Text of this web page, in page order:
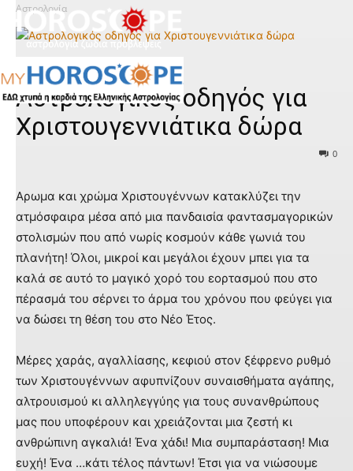
Αστρολογία
Αστρολογία Ζώδια
Αστρολογικός οδηγός για
Χριστουγεννιάτικα δώρα
0
Αρωμα και χρώμα Χριστουγέννων κατακλύζει την
ατμόσφαιρα μέσα από μια πανδαισία φαντασμαγορικών
στολισμών που από νωρίς κοσμούν κάθε γωνιά του
πλανήτη! Όλοι, μικροί και μεγάλοι έχουν μπει για τα
καλά σε αυτό το μαγικό χορό του εορτασμού που στο
πέρασμά του σέρνει το άρμα του χρόνου που φεύγει για
να δώσει τη θέση του στο Νέο Έτος.
Μέρες χαράς, αγαλλίασης, κεφιού στον ξέφρενο ρυθμό
των Χριστουγέννων αφυπνίζουν συναισθήματα αγάπης,
αλτρουισμού κι αλληλεγγύης για τους συνανθρώπους
μας που υποφέρουν και χρειάζονται μια ζεστή κι
ανθρώπινη αγκαλιά! Ένα χάδι! Μια συμπαράσταση! Μια
ευχή! Ένα …κάτι τέλος πάντων! Έτσι για να νιώσουμε